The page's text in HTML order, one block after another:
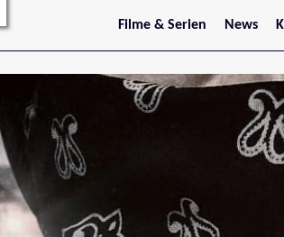
Filme & Serien
Trailer
Filmarchiv
Serienarchiv
News
Stars